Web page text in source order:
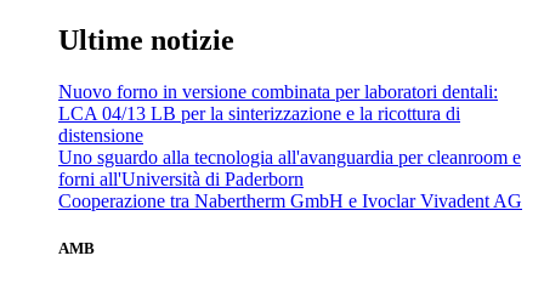
Ultime notizie
Nuovo forno in versione combinata per laboratori dentali:
LCA 04/13 LB per la sinterizzazione e la ricottura di
distensione
Uno sguardo alla tecnologia all'avanguardia per cleanroom e
forni all'Università di Paderborn
Cooperazione tra Nabertherm GmbH e Ivoclar Vivadent AG
AMB